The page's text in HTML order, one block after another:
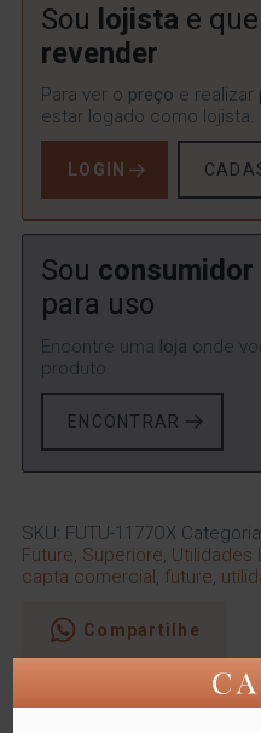
Sou lojista e
revender
Para ver o preço e realizar
estar logado como lojista.
LOGIN
Sou consumidor
para uso
Encontre uma loja onde
produto.
ENCONTRAR
SKU: FUTU-1177OX
Future, Superiore, Utilidades
capta comercial, future,
Compartilhe